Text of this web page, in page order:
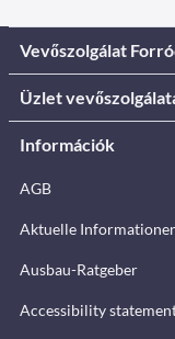
Vevőszolgálat
Üzlet
Információk
AGB
Aktuelle
Ausbau-Ratgeber
Accessibility